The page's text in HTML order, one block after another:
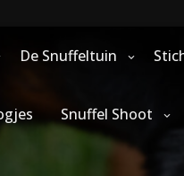
De Snuffeltuin
Snuffel Shoot